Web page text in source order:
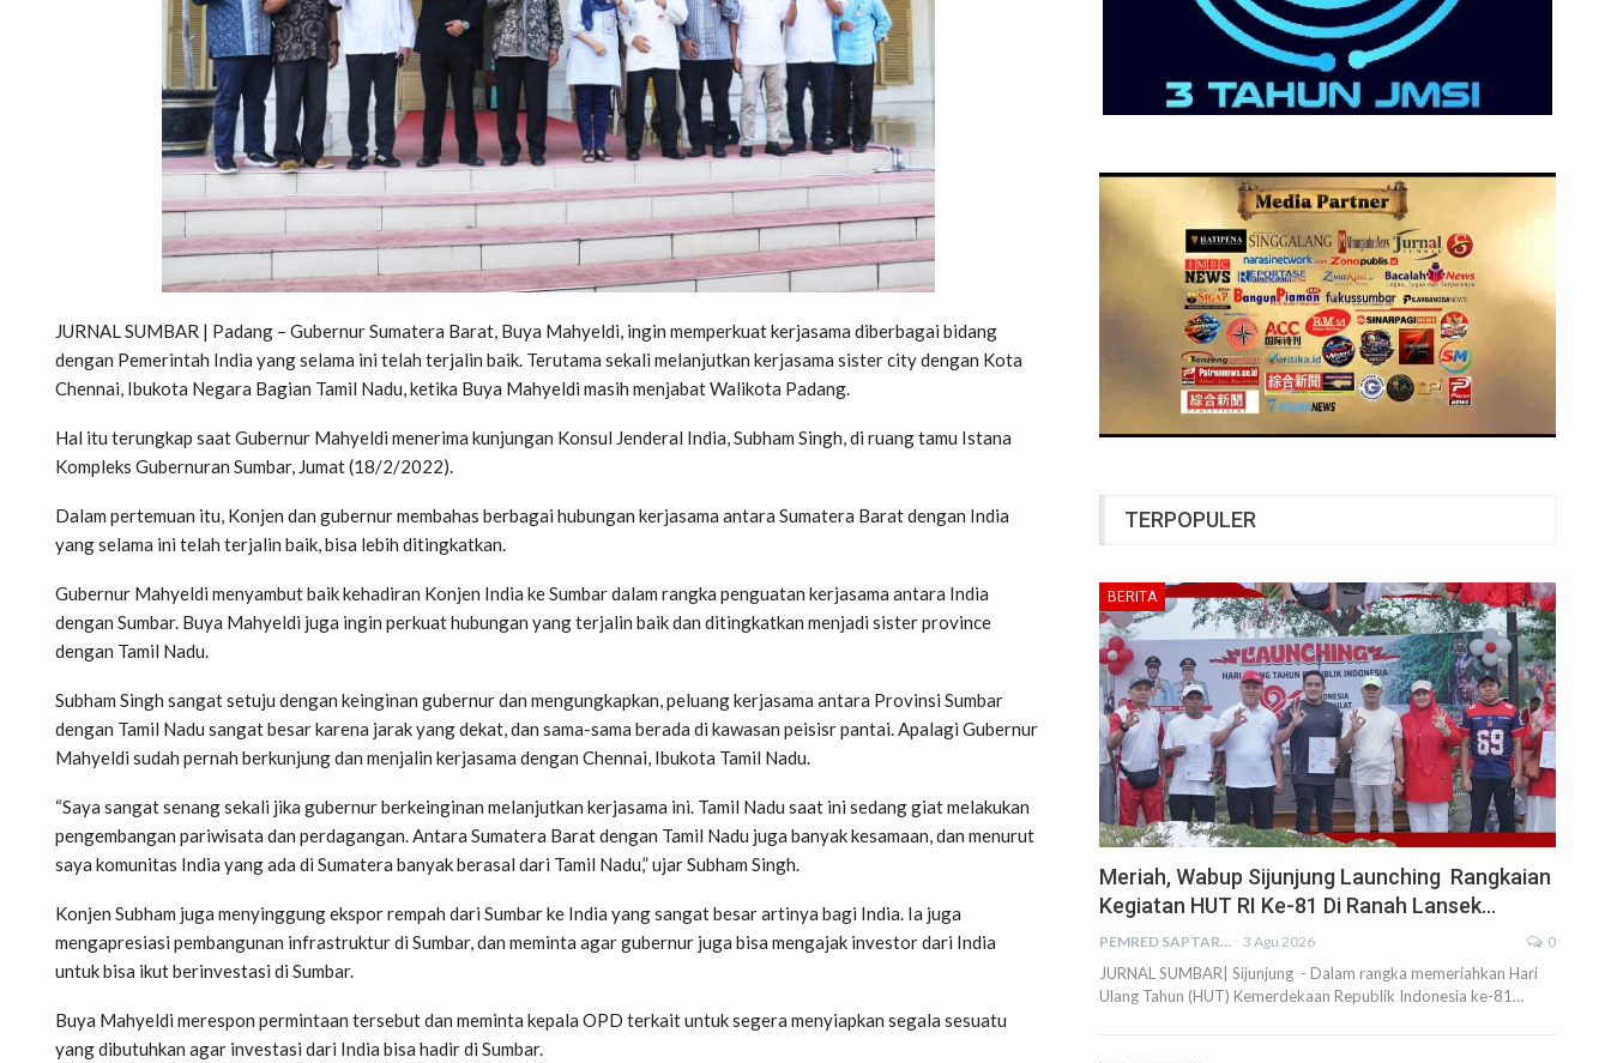
JURNAL SUMBAR | Padang – Gubernur Sumatera Barat, Buya Mahyeldi, ingin memperkuat kerjasama diberbagai bidang
dengan Pemerintah India yang selama ini telah terjalin baik. Terutama sekali melanjutkan kerjasama sister city dengan Kota
Chennai, Ibukota Negara Bagian Tamil Nadu, ketika Buya Mahyeldi masih menjabat Walikota Padang.
Hal itu terungkap saat Gubernur Mahyeldi menerima kunjungan Konsul Jenderal India, Subham Singh, di ruang tamu Istana
Kompleks Gubernuran Sumbar, Jumat (18/2/2022).
Dalam pertemuan itu, Konjen dan gubernur membahas berbagai hubungan kerjasama antara Sumatera Barat dengan India
yang selama ini telah terjalin baik, bisa lebih ditingkatkan.
Gubernur Mahyeldi menyambut baik kehadiran Konjen India ke Sumbar dalam rangka penguatan kerjasama antara India
dengan Sumbar. Buya Mahyeldi juga ingin perkuat hubungan yang terjalin baik dan ditingkatkan menjadi sister province
dengan Tamil Nadu.
Subham Singh sangat setuju dengan keinginan gubernur dan mengungkapkan, peluang kerjasama antara Provinsi Sumbar
dengan Tamil Nadu sangat besar karena jarak yang dekat, dan sama-sama berada di kawasan peisisr pantai. Apalagi Gubernur
Mahyeldi sudah pernah berkunjung dan menjalin kerjasama dengan Chennai, Ibukota Tamil Nadu.
“Saya sangat senang sekali jika gubernur berkeinginan melanjutkan kerjasama ini. Tamil Nadu saat ini sedang giat melakukan
pengembangan pariwisata dan perdagangan. Antara Sumatera Barat dengan Tamil Nadu juga banyak kesamaan, dan menurut
saya komunitas India yang ada di Sumatera banyak berasal dari Tamil Nadu,” ujar Subham Singh.
Konjen Subham juga menyinggung ekspor rempah dari Sumbar ke India yang sangat besar artinya bagi India. Ia juga
mengapresiasi pembangunan infrastruktur di Sumbar, dan meminta agar gubernur juga bisa mengajak investor dari India
untuk bisa ikut berinvestasi di Sumbar.
Buya Mahyeldi merespon permintaan tersebut dan meminta kepala OPD terkait untuk segera menyiapkan segala sesuatu
yang dibutuhkan agar investasi dari India bisa hadir di Sumbar.
TERPOPULER
BERITA
Meriah, Wabup Sijunjung Launching Rangkaian
Kegiatan HUT RI Ke-81 Di Ranah Lansek…
PEMRED SAPTARIUS 3 Agu 2026 0
JURNAL SUMBAR| Sijunjung - Dalam rangka memeriahkan Hari
Ulang Tahun (HUT) Kemerdekaan Republik Indonesia ke-81…